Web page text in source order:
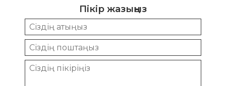
Пікір жазыңыз